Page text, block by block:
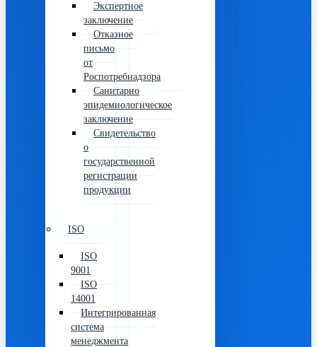
Экспертное
заключение
Отказное
письмо
от
Роспотребнадзора
Санитарно
эпидемиологическое
заключение
Свидетельство
о
государственной
регистрации
продукции
ISO
ISO
9001
ISO
14001
Интегрированная
система
менеджмента